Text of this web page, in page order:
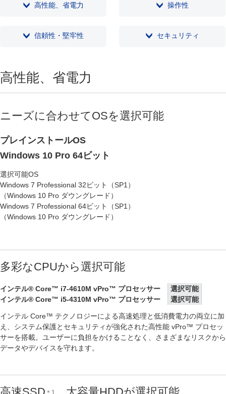
高性能、省電力 操作性
信頼性・堅牢性 セキュリティ
高性能、省電力
ニーズに合わせてOSを選択可能
プレインストールOS
Windows 10 Pro 64ビット
選択可能OS
Windows 7 Professional 32ビット（SP1）
（Windows 10 Pro ダウングレード）
Windows 7 Professional 64ビット（SP1）
（Windows 10 Pro ダウングレード）
多彩なCPUから選択可能
インテル® Core™ i7-4610M vPro™ プロセッサー
選択可能
インテル® Core™ i5-4310M vPro™ プロセッサー
選択可能
インテル Core™ テクノロジーによる高速処理と低消費電力の両立に加
え、システム保護とセキュリティが強化された高性能 vPro™ プロセッ
サーを搭載。ユーザーに負担をかけることなく、さまざまなリスクから
データやデバイスを守れます。
＊1